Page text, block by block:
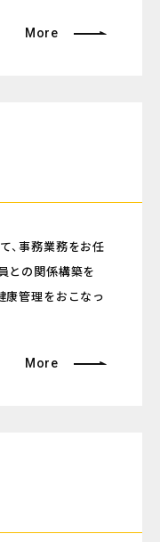
More
、事務業務をお任
との関係構築を
康管理をおこなっ
More